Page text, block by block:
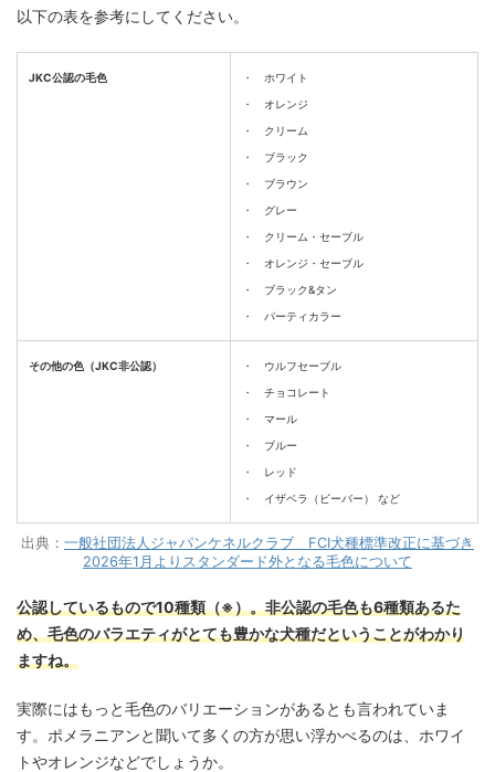
以下の表を参考にしてください。
JKC公認の毛色
・ ホワイト
・ オレンジ
・ クリーム
・ ブラック
・ ブラウン
・ グレー
・ クリーム・セーブル
・ オレンジ・セーブル
・ ブラック&タン
・ パーティカラー
その他の色（JKC非公認）
・ ウルフセーブル
・ チョコレート
・ マール
・ ブルー
・ レッド
・ イザベラ（ビーバー） など
出典： 一般社団法人ジャパンケネルクラブ FCI犬種標準改正に基づき
2026年1月よりスタンダード外となる毛色について
公認しているもので10種類（※）。非公認の毛色も6種類あるた
め、毛色のバラエティがとても豊かな犬種だということがわかり
ますね。
実際にはもっと毛色のバリエーションがあるとも言われていま
す。ポメラニアンと聞いて多くの方が思い浮かべるのは、ホワイ
トやオレンジなどでしょうか。